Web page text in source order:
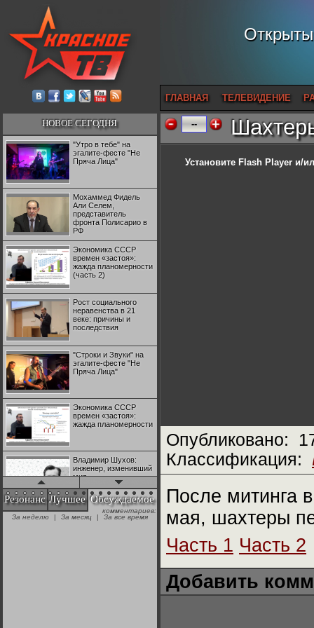
ГЛАВНАЯ ТЕЛЕВИДЕНИЕ
НОВОЕ СЕГОДНЯ
"Утро в тебе" на
эгалите-фесте "Не
Пряча Лица"
Мохаммед Фидель
Али Селем,
представитель
фронта Полисарио в
РФ
Экономика СССР
времен «застоя»:
жажда планомерности
(часть 2)
Рост социального
неравенства в 21
веке: причины и
последствия
"Строки и Звуки" на
эгалите-фесте "Не
Пряча Лица"
Экономика СССР
времен «застоя»:
жажда планомерности
Владимир Шухов:
инженер, изменивший
мир
"Аркадий Коц" на
эгалите-фесте "Не
Резонанс Лучшее Обсуждаемое
комментариев:
За неделю
| За месяц | За все время
--
Установите Flash Player и/
Опубликовано:
Классификация:
После митинга
мая, шахтеры
Часть 1 Часть 2
Добавить